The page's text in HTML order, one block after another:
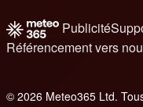
Publicité
Référencement vers
© 2026 Meteo365 Ltd.